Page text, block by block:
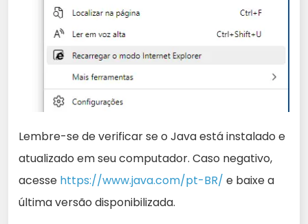
Lembre-se de verificar se o Java está instalado e
atualizado em seu computador. Caso negativo,
acesse https://www.java.com/pt-BR/ e baixe a
última versão disponibilizada.